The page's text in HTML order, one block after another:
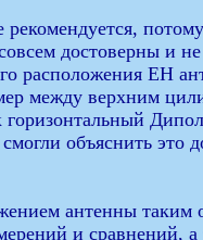
достоверны и
расположения ЕН
между верхним
горизонтальный
объяснить это
антенны таким
и сравнений,